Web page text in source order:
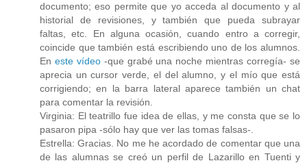
documento; eso permite que yo acceda al documento y al
historial de revisiones, y también que pueda subrayar
faltas, etc. En alguna ocasión, cuando entro a corregir,
coincide que también está escribiendo uno de los alumnos.
En este vídeo-que grabé una noche mientras corregía- se
aprecia un cursor verde, el del alumno, y el mío que está
corrigiendo; en la barra lateral aparece también un chat
para comentar la revisión.
Virginia: El teatrillo fue idea de ellas, y me consta que se lo
pasaron pipa -sólo hay que ver las tomas falsas-.
Estrella: Gracias. No me he acordado de comentar que una
de las alumnas se creó un perfil de Lazarillo en Tuenti y